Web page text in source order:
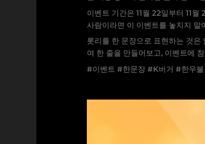
이벤트 기간은 11월 22일부터 11
사람이라면 이 이벤트를 놓치지 말
롯리를 한 문장으로 표현하는 것
여 한 줄을 만들어보고, 이벤트에
#이벤트 #한문장 #K버거 #한우